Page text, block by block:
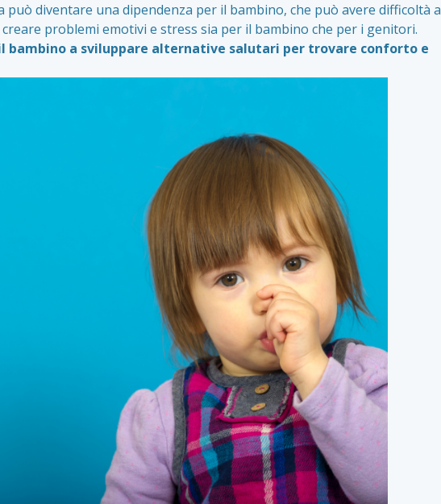
può diventare una dipendenza per il bambino, che può avere difficoltà a
problemi emotivi e stress sia per il bambino che per i genitori.
bambino a sviluppare alternative salutari per trovare conforto e